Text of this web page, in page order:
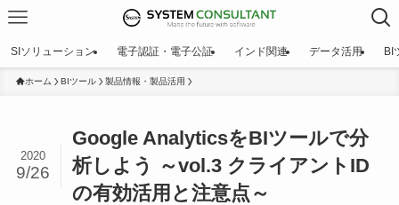
SIソリューション 電子認証・電子公証 インド関連 データ活用 BI
ホーム BIツール 製品情報・製品活用
Google AnalyticsをBIツールで分
析しよう ～vol.3 クライアントID
の有効活用と注意点～
2020
9/26